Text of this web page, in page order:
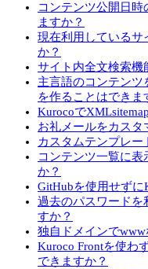
コンテンツ公開日時
ますか？
現在利用しているサ
か？
サイト内全文検索機
主言語のコンテンツ
を作ることはできま
Kurocoで
お礼メールをカスタ
カスタムテンプレー
コンテンツ一覧に
か？
GitHubを使用せずに
過去のパスワードを
すか？
独自ドメインで
Kuroco Frontを使わ
できますか？